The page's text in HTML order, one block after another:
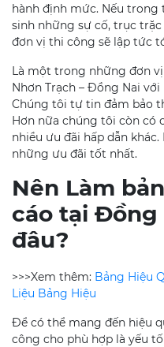
hành định mức. Nếu trong
sinh những sự cố, trục
đơn vị thi công sẽ lập tức
Là một trong những đơn
Nhơn Trạch – Đồng Nai
Chúng tôi tự tin đảm bảo
Hơn nữa chúng tôi còn có
nhiều ưu đãi hấp dẫn
những ưu đãi tốt nhất.
Nên Làm
cáo tại Đồng
đâu?
>>>Xem thêm: Bảng Hiệu
Liệu Bảng Hiệu
Để có thể mang đến hiệu
công cho phù hợp là yếu